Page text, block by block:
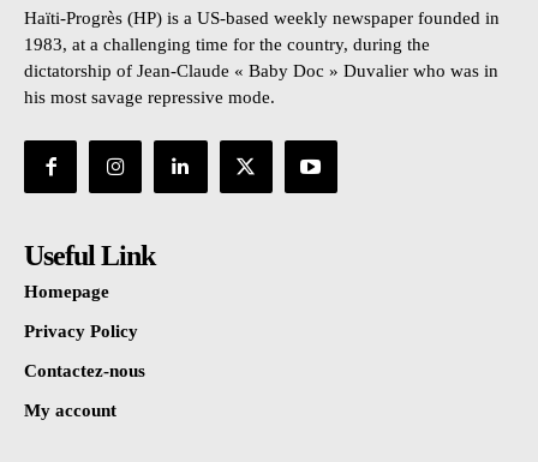
Haïti-Progrès (HP) is a US-based weekly newspaper founded in
1983, at a challenging time for the country, during the
dictatorship of Jean-Claude « Baby Doc » Duvalier who was in
his most savage repressive mode.
Useful Link
Homepage
Privacy Policy
Contactez-nous
My account